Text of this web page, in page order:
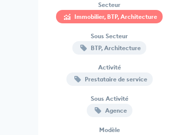
Secteur
Immobilier, BTP, Architecture
Sous Secteur
BTP, Architecture
Activité
Prestataire de service
Sous Activité
Agence
Modèle